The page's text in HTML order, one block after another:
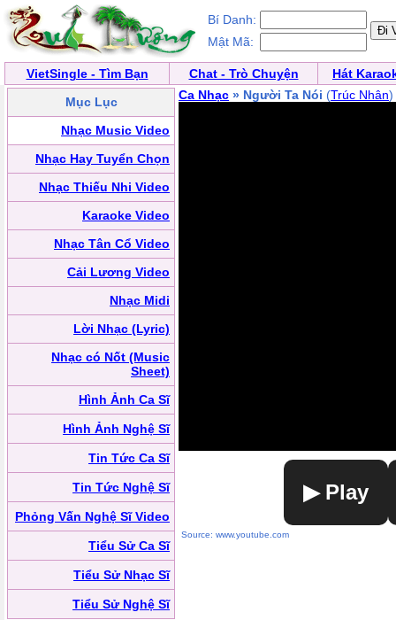
Bí Danh:
Mật Mã:
VietSingle - Tìm Bạn Chat - Trò Chuyện
Hát
Mục Lục
Nhạc Music Video
Nhạc Hay Tuyển Chọn
Nhạc Thiếu Nhi Video
Karaoke Video
Nhạc Tân Cổ Video
Cải Lương Video
Nhạc Midi
Lời Nhạc (Lyric)
Nhạc có Nốt (Music
Sheet)
Hình Ảnh Ca Sĩ
Hình Ảnh Nghệ Sĩ
Tin Tức Ca Sĩ
Tin Tức Nghệ Sĩ
Phỏng Vấn Nghệ Sĩ Video
Tiểu Sử Ca Sĩ
Tiểu Sử Nhạc Sĩ
Tiểu Sử Nghệ Sĩ
Ca Nhạc » Người Ta Nói (Trúc Nhân)
▶ Play
Source: www.youtube.com